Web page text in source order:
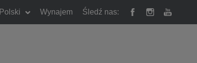
Polski Wynajem Śledź nas: